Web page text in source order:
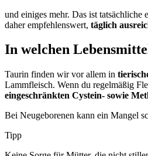
und einiges mehr. Das ist
daher empfehlenswert, täglich
In welchen
Taurin finden wir vor allem in
Lammfleisch. Wenn du regelmäßig
eingeschränkten Cystein- sowie
Bei Neugeborenen kann ein Mangel
Tipp